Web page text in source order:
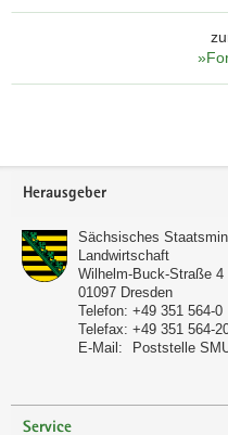
Footer-
Herausgeber
Sächsisches
Landwirtschaft
Wilhelm-Buck-Straße 4
01097 Dresden
Telefon: +49 351 564-0
Telefax: +49 351 564-
E-Mail:
Poststelle
Service